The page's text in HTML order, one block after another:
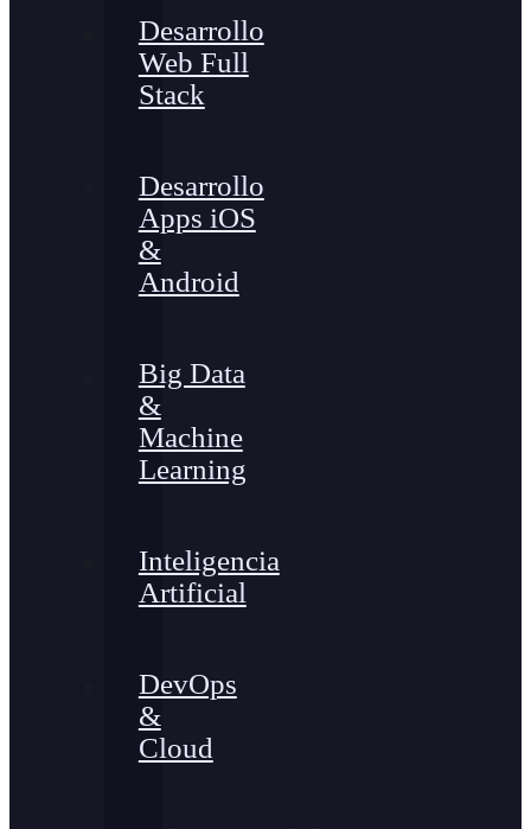
Desarrollo
Web Full
Stack
Desarrollo
Apps iOS
&
Android
Big Data
&
Machine
Learning
Inteligencia
Artificial
DevOps
&
Cloud